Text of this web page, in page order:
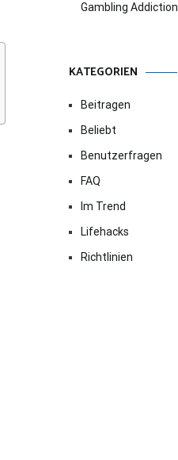
Gambling Addiction
KATEGORIEN
Beitragen
Beliebt
Benutzerfragen
FAQ
Im Trend
Lifehacks
Richtlinien